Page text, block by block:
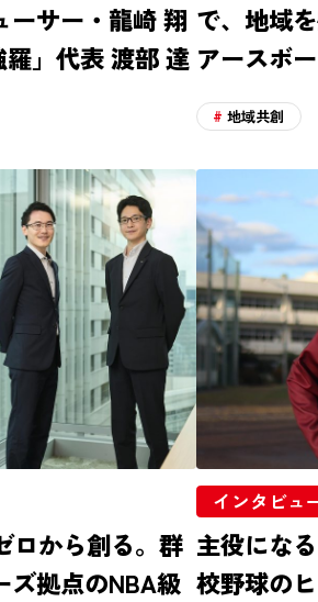
ーサー・龍崎 翔
」代表 渡部 達
で、地域
アースボ
地域共創
ロから創る。群
ズ拠点のNBA級
インタビュ
主役にな
校野球の